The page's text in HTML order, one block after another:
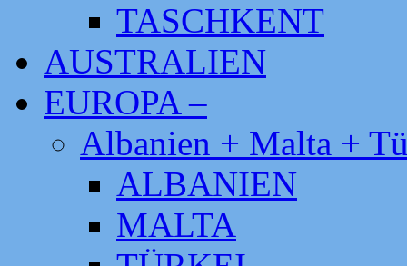
TASCHKENT
AUSTRALIEN
EUROPA –
Albanien + Malta +
ALBANIEN
MALTA